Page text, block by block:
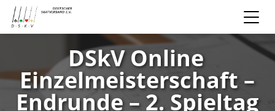
DSkV Online
Einzelmeisterschaft –
Endrunde – 2. Spieltag